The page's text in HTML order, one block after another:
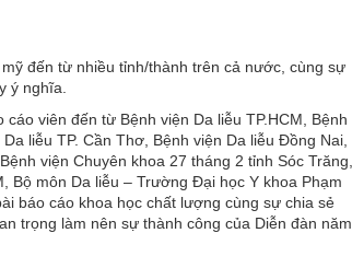
đến từ nhiều tỉnh/thành trên cả nước, cùng sự
ý nghĩa.
viên đến từ Bệnh viện Da liễu TP.HCM, Bệnh
liễu TP. Cần Thơ, Bệnh viện Da liễu Đồng Nai,
viện Chuyên khoa 27 tháng 2 tỉnh Sóc Trăng,
Bộ môn Da liễu – Trường Đại học Y khoa Phạm
báo cáo khoa học chất lượng cùng sự chia sẻ
trọng làm nên sự thành công của Diễn đàn năm